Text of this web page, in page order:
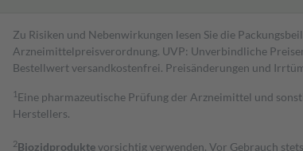
Zu Risiken und Nebenwirkungen lesen Sie die
Arzneimittelpreisverordnung. UVP: Unverbindliche
Bestell­wert versand­kosten­frei. Preisänderungen und
1 Eine pharmazeutische Prüfung der Arzneimittel und
Herstellers.
2Biozidproduktevorsichtig verwenden. Vor Gebrauch